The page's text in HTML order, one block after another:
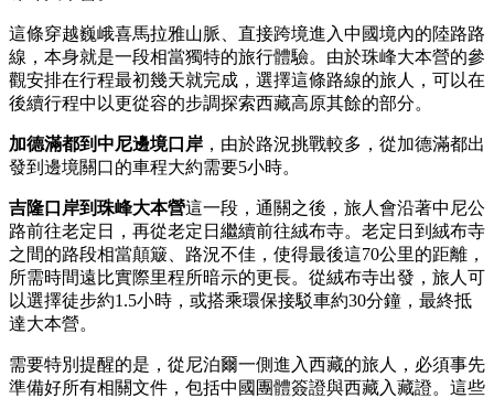
這條穿越巍峨喜馬拉雅山脈、直接跨境進入中國境內的陸路路
線，本身就是一段相當獨特的旅行體驗。由於珠峰大本營的參
觀安排在行程最初幾天就完成，選擇這條路線的旅人，可以在
後續行程中以更從容的步調探索西藏高原其餘的部分。
加德滿都到中尼邊境口岸 ，由於路況挑戰較多，從加德滿都出
發到邊境關口的車程大約需要5小時。
吉隆口岸到珠峰大本營這一段，通關之後，旅人會沿著中尼公
路前往老定日，再從老定日繼續前往絨布寺。老定日到絨布寺
之間的路段相當顛簸、路況不佳，使得最後這70公里的距離，
所需時間遠比實際里程所暗示的更長。從絨布寺出發，旅人可
以選擇徒步約1.5小時，或搭乘環保接駁車約30分鐘，最終抵
達大本營。
需要特別提醒的是，從尼泊爾一側進入西藏的旅人，必須事先
準備好所有相關文件，包括中國團體簽證與西藏入藏證。這些